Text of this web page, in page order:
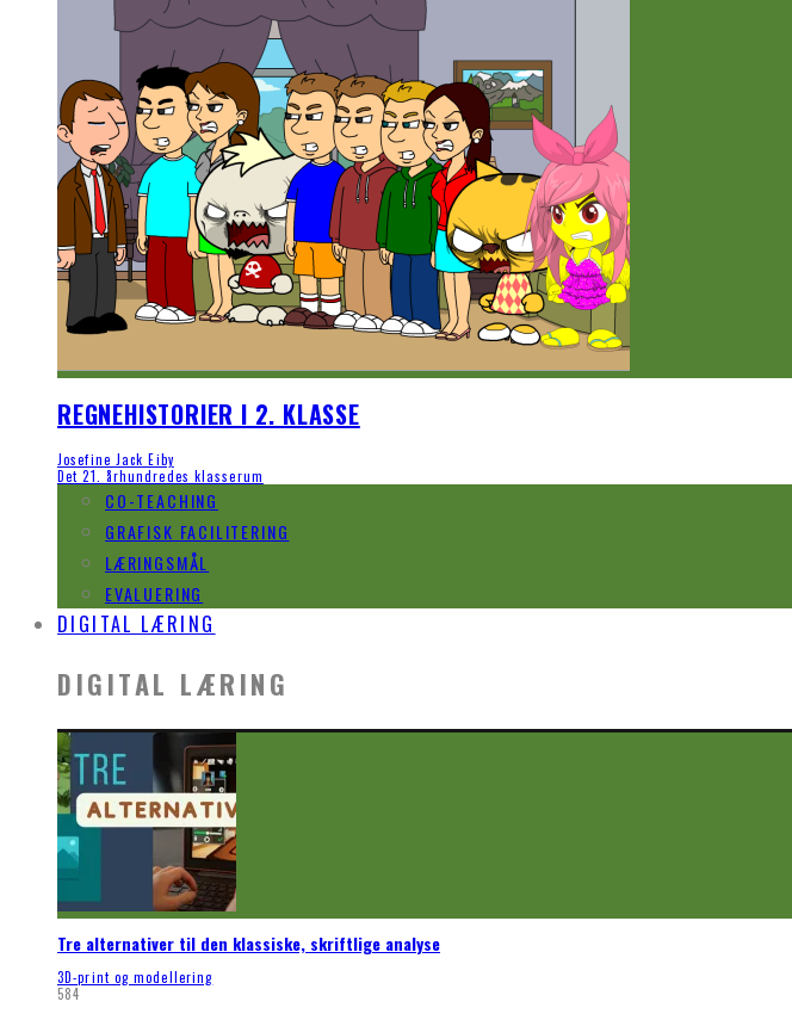
REGNEHISTORIER I 2. KLASSE
Josefine Jack Eiby
Det 21. århundredes klasserum
CO-TEACHING
GRAFISK FACILITERING
LÆRINGSMÅL
EVALUERING
DIGITAL LÆRING
DIGITAL LÆRING
Tre alternativer til den klassiske, skriftlige analyse
3D-print og modellering
584